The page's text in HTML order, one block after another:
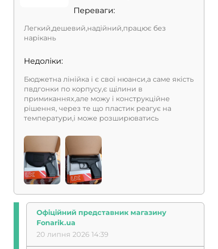
Переваги:
Легкий,дешевий,надійний,працює без
нарікань
Недоліки:
Бюджетна лінійка і є свої нюанси,а саме якість
пвдгонки по корпусу,є щілини в
примиканнях,але можу і конструкційне
рішення, через те що пластик реагує на
температури,і може розширюватись
Офіційний представник магазину
Fonarik.ua
20 липня 2026 14:39